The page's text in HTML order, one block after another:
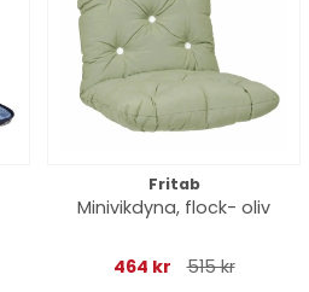
Fritab
Minivikdyna, flock- oliv
464 kr 515 kr